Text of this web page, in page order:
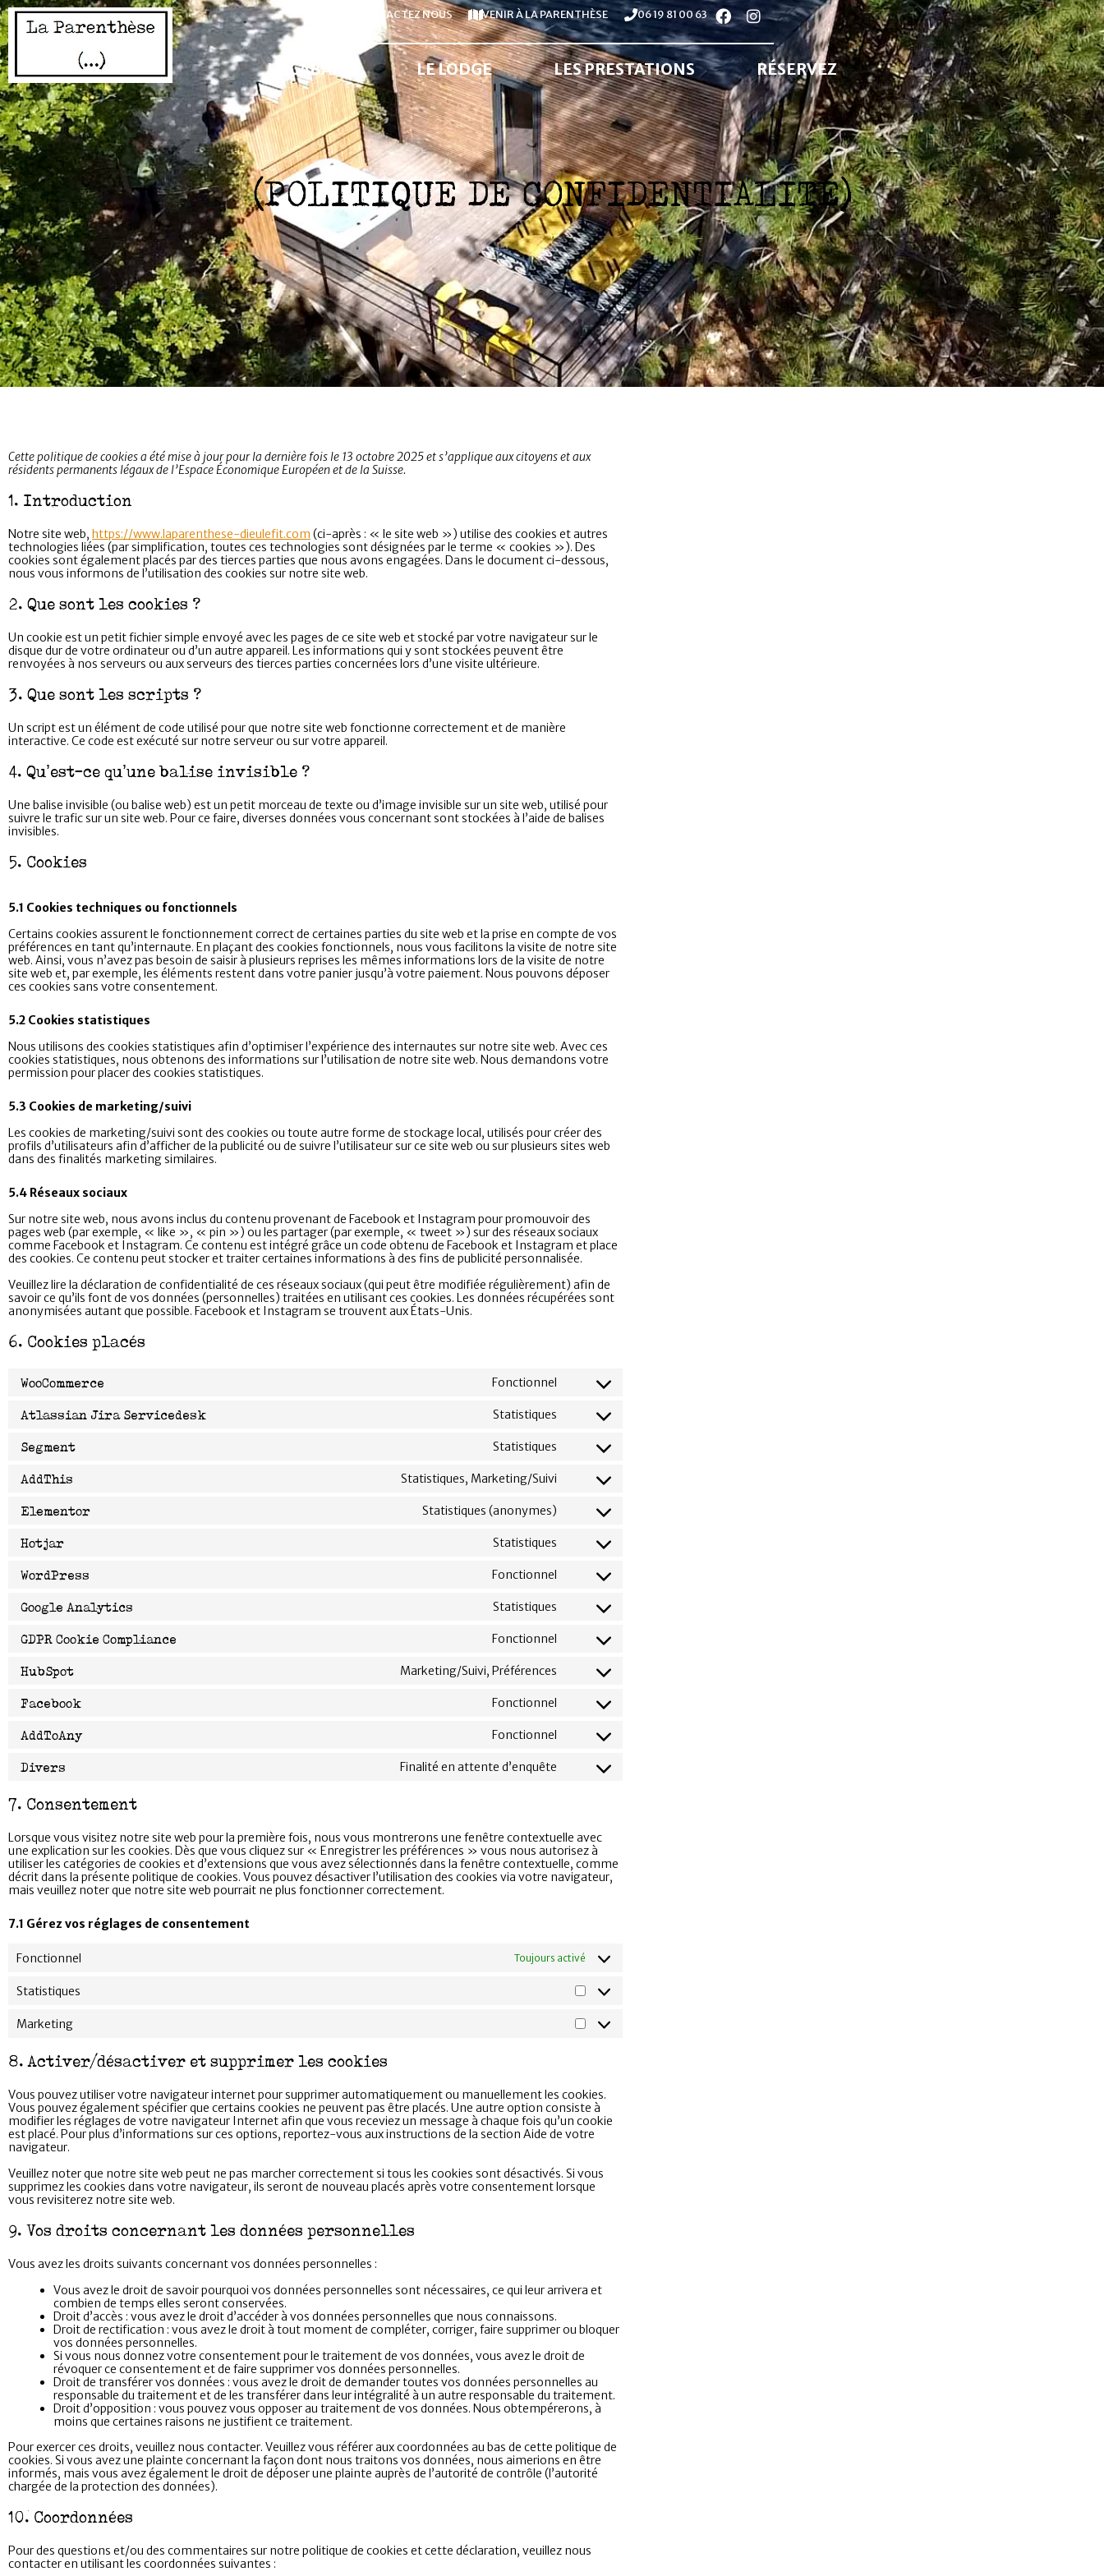
CONTACTEZ NOUS VENIR À LA PARENTHÈSE 06 19 81 00 63
LA CABANE LE LODGE LES PRESTATIONS RÉSERVEZ
(POLITIQUE DE CONFIDENTIALITÉ)
Cette politique de cookies a été mise à jour pour la dernière fois le 13 octobre 2025 et s’applique aux citoyens et aux
résidents permanents légaux de l’Espace Économique Européen et de la Suisse.
1. Introduction
Notre site web, https://www.laparenthese-dieulefit.com (ci-après : « le site web ») utilise des cookies et autres
technologies liées (par simplification, toutes ces technologies sont désignées par le terme « cookies »). Des
cookies sont également placés par des tierces parties que nous avons engagées. Dans le document ci-dessous,
nous vous informons de l’utilisation des cookies sur notre site web.
2. Que sont les cookies ?
Un cookie est un petit fichier simple envoyé avec les pages de ce site web et stocké par votre navigateur sur le
disque dur de votre ordinateur ou d’un autre appareil. Les informations qui y sont stockées peuvent être
renvoyées à nos serveurs ou aux serveurs des tierces parties concernées lors d’une visite ultérieure.
3. Que sont les scripts ?
Un script est un élément de code utilisé pour que notre site web fonctionne correctement et de manière
interactive. Ce code est exécuté sur notre serveur ou sur votre appareil.
4. Qu’est-ce qu’une balise invisible ?
Une balise invisible (ou balise web) est un petit morceau de texte ou d’image invisible sur un site web, utilisé pour
suivre le trafic sur un site web. Pour ce faire, diverses données vous concernant sont stockées à l’aide de balises
invisibles.
5. Cookies
5.1 Cookies techniques ou fonctionnels
Certains cookies assurent le fonctionnement correct de certaines parties du site web et la prise en compte de vos
préférences en tant qu’internaute. En plaçant des cookies fonctionnels, nous vous facilitons la visite de notre site
web. Ainsi, vous n’avez pas besoin de saisir à plusieurs reprises les mêmes informations lors de la visite de notre
site web et, par exemple, les éléments restent dans votre panier jusqu’à votre paiement. Nous pouvons déposer
ces cookies sans votre consentement.
5.2 Cookies statistiques
Nous utilisons des cookies statistiques afin d’optimiser l’expérience des internautes sur notre site web. Avec ces
cookies statistiques, nous obtenons des informations sur l’utilisation de notre site web. Nous demandons votre
permission pour placer des cookies statistiques.
5.3 Cookies de marketing/suivi
Les cookies de marketing/suivi sont des cookies ou toute autre forme de stockage local, utilisés pour créer des
profils d’utilisateurs afin d’afficher de la publicité ou de suivre l’utilisateur sur ce site web ou sur plusieurs sites web
dans des finalités marketing similaires.
5.4 Réseaux sociaux
Sur notre site web, nous avons inclus du contenu provenant de Facebook et Instagram pour promouvoir des
pages web (par exemple, « like », « pin ») ou les partager (par exemple, « tweet ») sur des réseaux sociaux
comme Facebook et Instagram. Ce contenu est intégré grâce un code obtenu de Facebook et Instagram et place
des cookies. Ce contenu peut stocker et traiter certaines informations à des fins de publicité personnalisée.
Veuillez lire la déclaration de confidentialité de ces réseaux sociaux (qui peut être modifiée régulièrement) afin de
savoir ce qu’ils font de vos données (personnelles) traitées en utilisant ces cookies. Les données récupérées sont
anonymisées autant que possible. Facebook et Instagram se trouvent aux États-Unis.
6. Cookies placés
WooCommerce Fonctionnel
Atlassian Jira Servicedesk Statistiques
Segment Statistiques
AddThis Statistiques, Marketing/Suivi
Elementor Statistiques (anonymes)
Hotjar Statistiques
WordPress Fonctionnel
Google Analytics Statistiques
GDPR Cookie Compliance Fonctionnel
HubSpot Marketing/Suivi, Préférences
Facebook Fonctionnel
AddToAny Fonctionnel
Divers Finalité en attente d’enquête
7. Consentement
Lorsque vous visitez notre site web pour la première fois, nous vous montrerons une fenêtre contextuelle avec
une explication sur les cookies. Dès que vous cliquez sur « Enregistrer les préférences » vous nous autorisez à
utiliser les catégories de cookies et d’extensions que vous avez sélectionnés dans la fenêtre contextuelle, comme
décrit dans la présente politique de cookies. Vous pouvez désactiver l’utilisation des cookies via votre navigateur,
mais veuillez noter que notre site web pourrait ne plus fonctionner correctement.
7.1 Gérez vos réglages de consentement
Fonctionnel Toujours activé
Statistiques
Marketing
8. Activer/désactiver et supprimer les cookies
Vous pouvez utiliser votre navigateur internet pour supprimer automatiquement ou manuellement les cookies.
Vous pouvez également spécifier que certains cookies ne peuvent pas être placés. Une autre option consiste à
modifier les réglages de votre navigateur Internet afin que vous receviez un message à chaque fois qu’un cookie
est placé. Pour plus d’informations sur ces options, reportez-vous aux instructions de la section Aide de votre
navigateur.
Veuillez noter que notre site web peut ne pas marcher correctement si tous les cookies sont désactivés. Si vous
supprimez les cookies dans votre navigateur, ils seront de nouveau placés après votre consentement lorsque
vous revisiterez notre site web.
9. Vos droits concernant les données personnelles
Vous avez les droits suivants concernant vos données personnelles :
Vous avez le droit de savoir pourquoi vos données personnelles sont nécessaires, ce qui leur arrivera et
combien de temps elles seront conservées.
Droit d’accès : vous avez le droit d’accéder à vos données personnelles que nous connaissons.
Droit de rectification : vous avez le droit à tout moment de compléter, corriger, faire supprimer ou bloquer
vos données personnelles.
Si vous nous donnez votre consentement pour le traitement de vos données, vous avez le droit de
révoquer ce consentement et de faire supprimer vos données personnelles.
Droit de transférer vos données : vous avez le droit de demander toutes vos données personnelles au
responsable du traitement et de les transférer dans leur intégralité à un autre responsable du traitement.
Droit d’opposition : vous pouvez vous opposer au traitement de vos données. Nous obtempérerons, à
moins que certaines raisons ne justifient ce traitement.
Pour exercer ces droits, veuillez nous contacter. Veuillez vous référer aux coordonnées au bas de cette politique de
cookies. Si vous avez une plainte concernant la façon dont nous traitons vos données, nous aimerions en être
informés, mais vous avez également le droit de déposer une plainte auprès de l’autorité de contrôle (l’autorité
chargée de la protection des données).
10. Coordonnées
Pour des questions et/ou des commentaires sur notre politique de cookies et cette déclaration, veuillez nous
contacter en utilisant les coordonnées suivantes :